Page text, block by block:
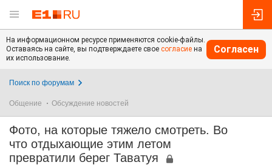
На информационном ресурсе применяются cookie-файлы.
Оставаясь на сайте, вы подтверждаете свое согласие на
их использование.
Согласен
Поиск по форумам
Общение Обсуждение новостей
Фото, на которые тяжело смотреть. Во
что отдыхающие этим летом
превратили берег Таватуя